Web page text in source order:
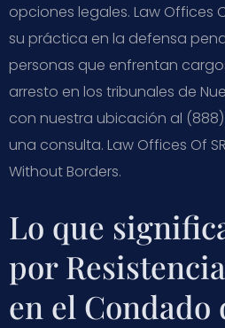
opciones legales. Law Offices
su práctica en la defensa
personas que enfrentan
arresto en los tribunales de
con nuestra ubicación al
una consulta. Law Offices Of
Without Borders.
Lo que
por
en el